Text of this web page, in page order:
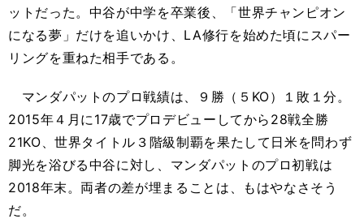
ットだった。中谷が中学を卒業後、「世界チャンピオン
になる夢」だけを追いかけ、LA修行を始めた頃にスパー
リングを重ねた相手である。
マンダパットのプロ戦績は、９勝（５KO）１敗１分。
2015年４月に17歳でプロデビューしてから28戦全勝
21KO、世界タイトル３階級制覇を果たして日米を問わず
脚光を浴びる中谷に対し、マンダパットのプロ初戦は
2018年末。両者の差が埋まることは、もはやなさそう
だ。